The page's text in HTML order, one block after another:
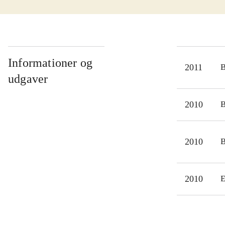
Informationer og
udgaver
2011
2010
2010
2010